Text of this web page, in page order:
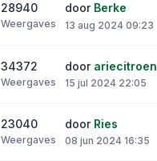
28940
Weergaves
door Berke
13 aug 2024 09:23
34372
Weergaves
door ariecitroen
15 jul 2024 22:05
23040
Weergaves
door Ries
08 jun 2024 16:35